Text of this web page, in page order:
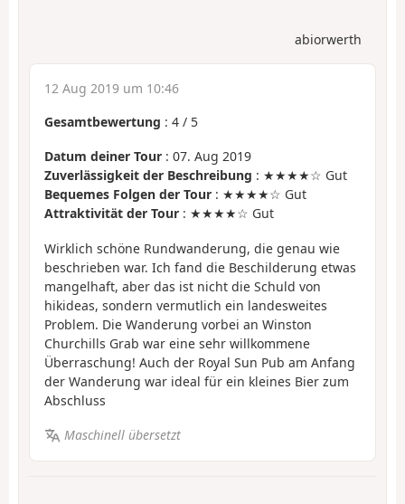
abiorwerth
12 Aug 2019 um 10:46
Gesamtbewertung : 4 / 5
Datum deiner Tour : 07. Aug 2019
Zuverlässigkeit der Beschreibung : ★★★★☆ Gut
Bequemes Folgen der Tour : ★★★★☆ Gut
Attraktivität der Tour : ★★★★☆ Gut
Wirklich schöne Rundwanderung, die genau wie
beschrieben war. Ich fand die Beschilderung etwas
mangelhaft, aber das ist nicht die Schuld von
hikideas, sondern vermutlich ein landesweites
Problem. Die Wanderung vorbei an Winston
Churchills Grab war eine sehr willkommene
Überraschung! Auch der Royal Sun Pub am Anfang
der Wanderung war ideal für ein kleines Bier zum
Abschluss
Maschinell übersetzt